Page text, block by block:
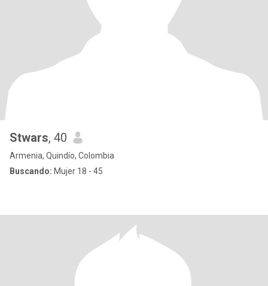
Stwars, 40
Armenia, Quindío, Colombia
Buscando: Mujer 18 - 45